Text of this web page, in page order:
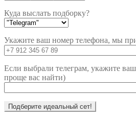
Куда выслать подборку?
Укажите ваш номер телефона, мы
Если выбрали телеграм, укажите
проще вас найти)